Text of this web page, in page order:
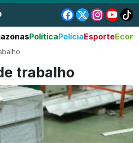
PolíticaPolíciaEsporte
trabalho